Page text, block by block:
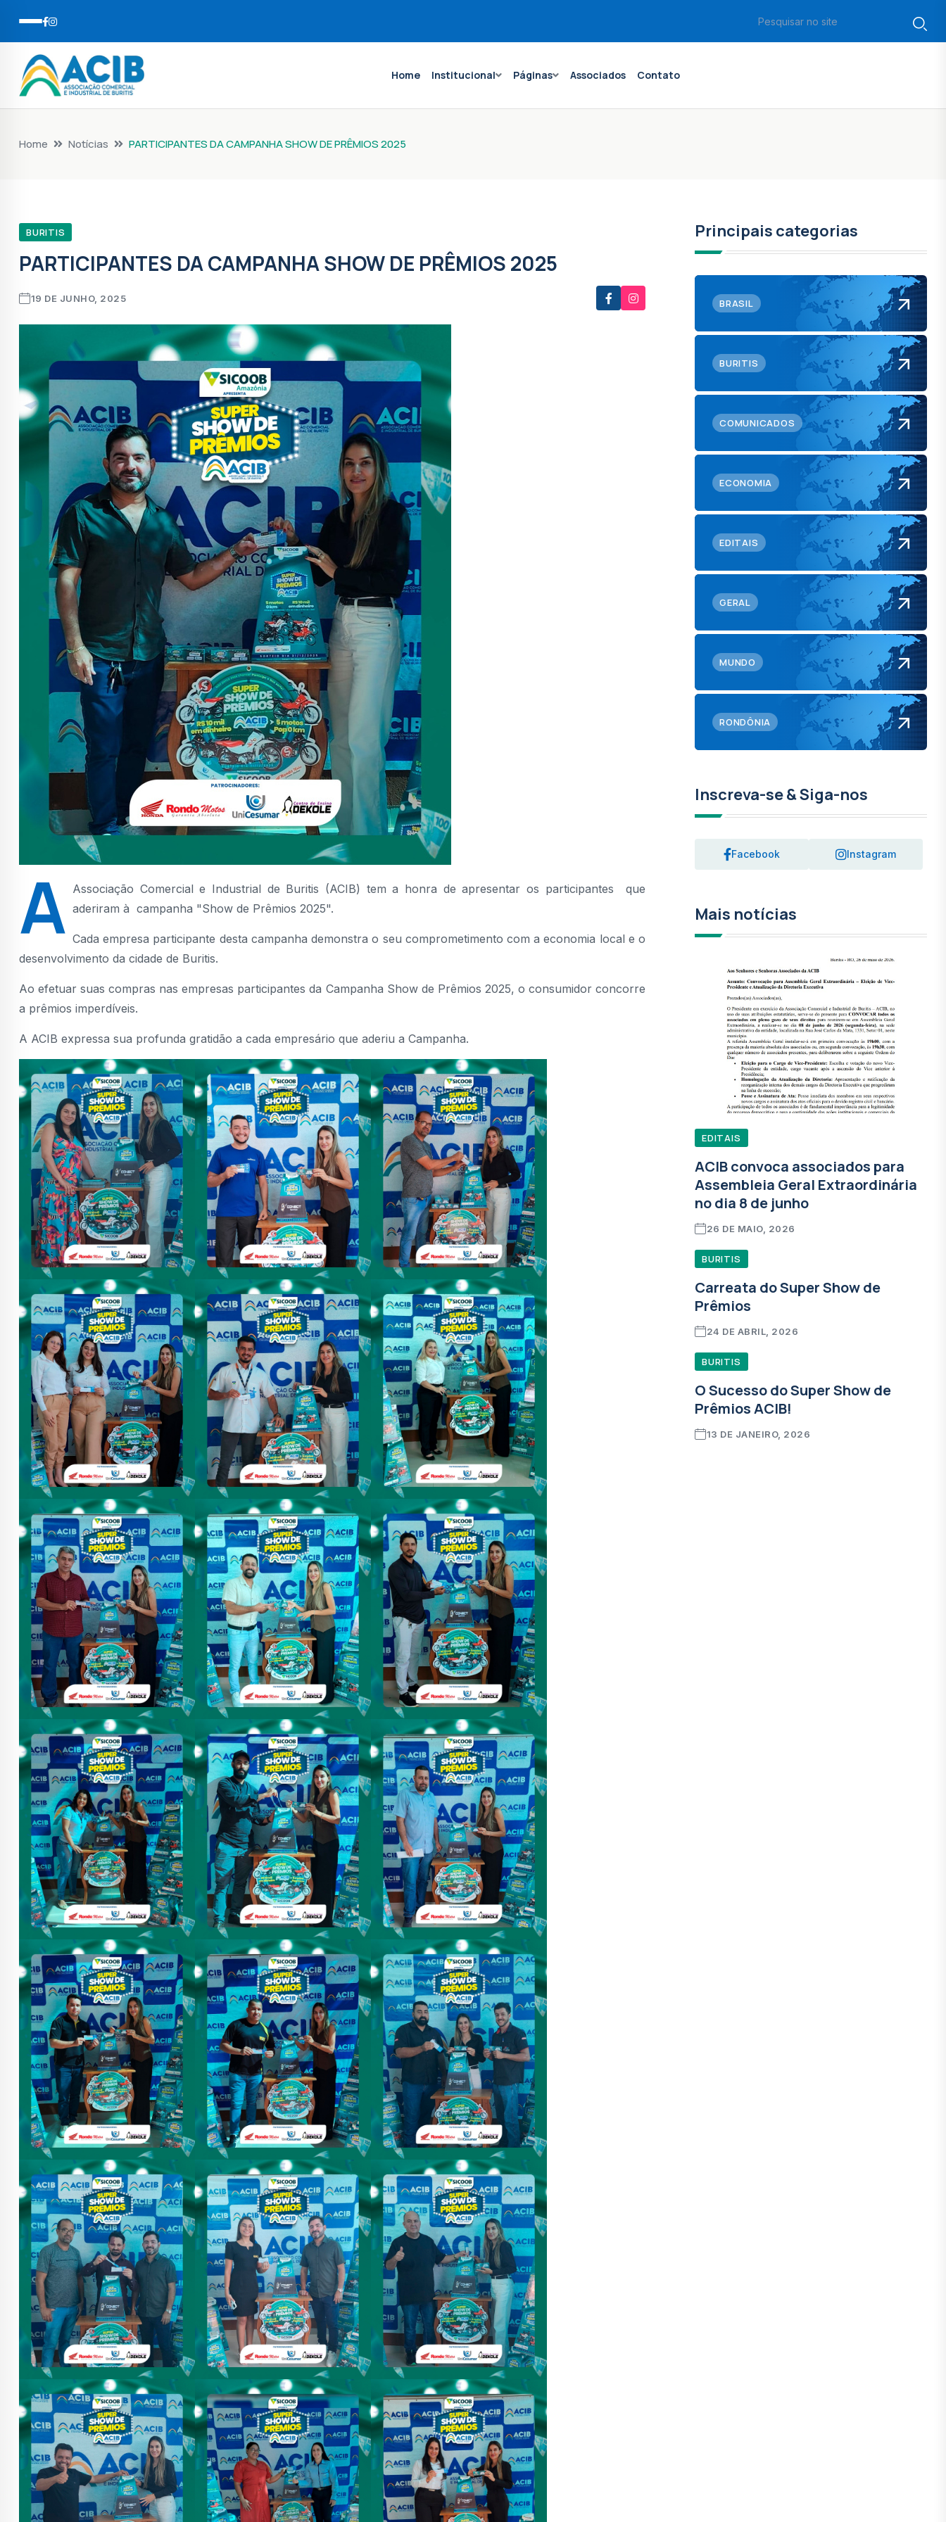
Home Institucional Páginas Associados Contato
Home Notícias PARTICIPANTES DA CAMPANHA SHOW DE PRÊMIOS 2025
BURITIS
PARTICIPANTES DA CAMPANHA SHOW DE PRÊMIOS 2025
19 DE JUNHO, 2025
A Associação Comercial e Industrial de Buritis (ACIB) tem a honra de apresentar os participantes que
aderiram à campanha "Show de Prêmios 2025".
Cada empresa participante desta campanha demonstra o seu comprometimento com a economia local e o
desenvolvimento da cidade de Buritis.
Ao efetuar suas compras nas empresas participantes da Campanha Show de Prêmios 2025, o consumidor concorre
a prêmios imperdíveis.
A ACIB expressa sua profunda gratidão a cada empresário que aderiu a Campanha.
Principais categorias
BRASIL
BURITIS
COMUNICADOS
ECONOMIA
EDITAIS
GERAL
MUNDO
RONDÔNIA
Inscreva-se & Siga-nos
Facebook Instagram
Mais notícias
EDITAIS
ACIB convoca associados para
Assembleia Geral Extraordinária
no dia 8 de junho
26 DE MAIO, 2026
BURITIS
Carreata do Super Show de
Prêmios
24 DE ABRIL, 2026
BURITIS
O Sucesso do Super Show de
Prêmios ACIB!
13 DE JANEIRO, 2026